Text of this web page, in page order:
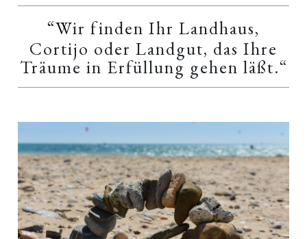
“Wir finden Ihr Landhaus,
Cortijo oder Landgut, das Ihre
Träume in Erfüllung gehen läßt.“